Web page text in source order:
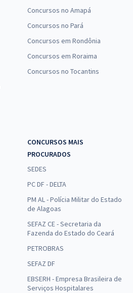
Concursos no Amapá
Concursos no Pará
Concursos em Rondônia
Concursos em Roraima
Concursos no Tocantins
CONCURSOS MAIS
PROCURADOS
SEDES
PC DF - DELTA
PM AL - Polícia Militar do Estado
de Alagoas
SEFAZ CE - Secretaria da
Fazenda do Estado do Ceará
PETROBRAS
SEFAZ DF
EBSERH - Empresa Brasileira de
Serviços Hospitalares